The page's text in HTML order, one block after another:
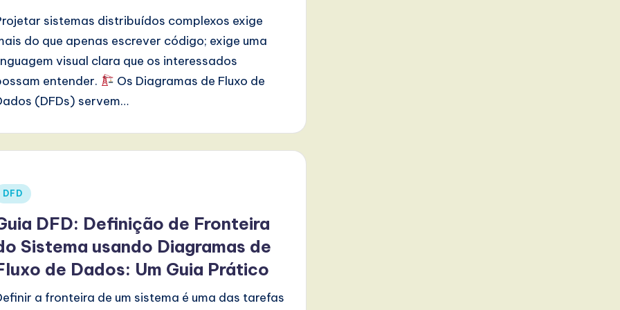
sistemas distribuídos complexos exige
do que apenas escrever código; exige uma
visual clara que os interessados
entender.
Os Diagramas de Fluxo de
(DFDs) servem…
DFD
DFD: Definição de Fronteira
Sistema usando Diagramas de
de Dados: Um Guia Prático
a fronteira de um sistema é uma das tarefas